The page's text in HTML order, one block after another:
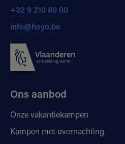
+32 9 210 80 00
info@heyo.be
Ons aanbod
Onze vakantiekampen
Kampen met overnachting